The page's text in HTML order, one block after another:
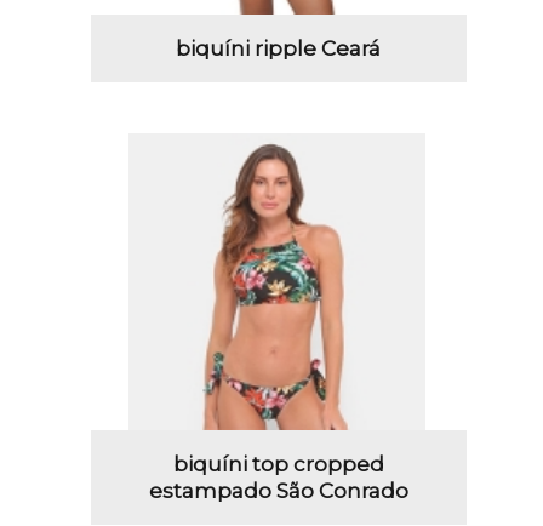
biquíni ripple Ceará
biquíni top cropped
estampado São Conrado